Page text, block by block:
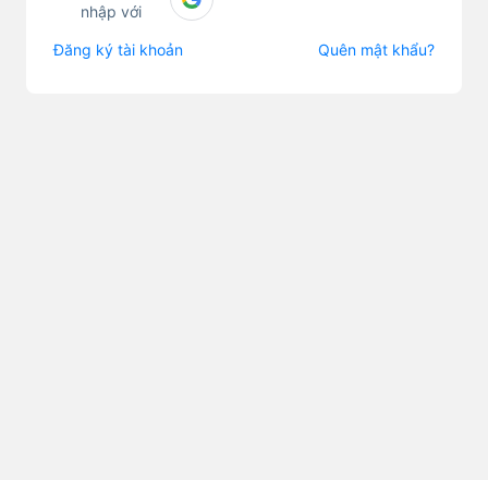
nhập với
Đăng ký tài khoản Quên mật khẩu?